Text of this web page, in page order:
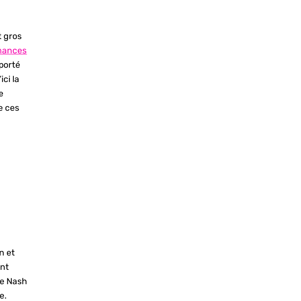
gros
la
ces
et
Nash